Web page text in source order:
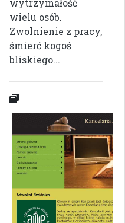
wytrzymałość
wielu osób.
Zwolnienie z pracy,
śmierć kogoś
bliskiego...